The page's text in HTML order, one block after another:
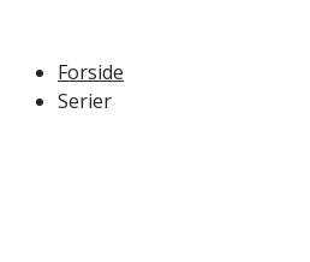
Forside
Serier